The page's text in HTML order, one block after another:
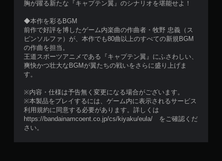
胸が躍る新たな『キャプテン翼』のシナリオを堪能せよ！
◆本作を彩るBGM
前作で好評を博したゲーム内楽曲の作曲者・牧野 忠義（ス
ピンソルファ）が、本作でも80曲以上のすべての新規BGM
の作曲を担当。
王道スポーツアニメである『キャプテン翼』にふさわしい、
爽快かつ壮大なBGMが翼たちの戦いをさらに盛り上げま
す。
※内容・仕様は予告無く変更になる場合がございます。
※本製品をプレイするには、ゲーム内に表示されるサービス
利用規約に同意する必要があります。詳しくは
https://bandainamcoent.co.jp/cs/kiyaku/eula/ をご確認くだ
さい。